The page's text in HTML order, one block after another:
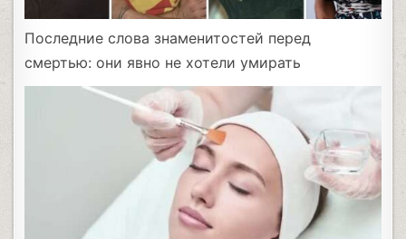
Последние слова знаменитостей перед
смертью: они явно не хотели умирать